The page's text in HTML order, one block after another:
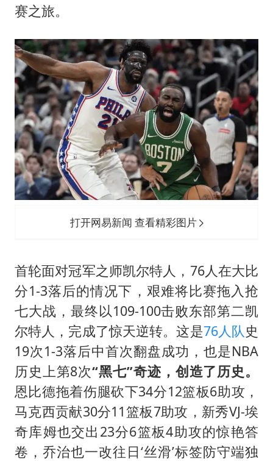
赛之旅。
打开网易新闻 查看精彩图片
首轮面对冠军之师凯尔特人，76人在大比
分1-3落后的情况下，艰难将比赛拖入抢
七大战，最终以109-100击败东部第二凯
尔特人，完成了惊天逆转。这是76人队史
19次1-3落后中首次翻盘成功，也是NBA
历史上第8次“黑七”奇迹，创造了历史。
恩比德拖着伤腿砍下34分12篮板6助攻，
马克西贡献30分11篮板7助攻，新秀VJ-埃
奇库姆也交出23分6篮板4助攻的惊艳答
卷，乔治也一改往日‘丝滑’标签防守端独